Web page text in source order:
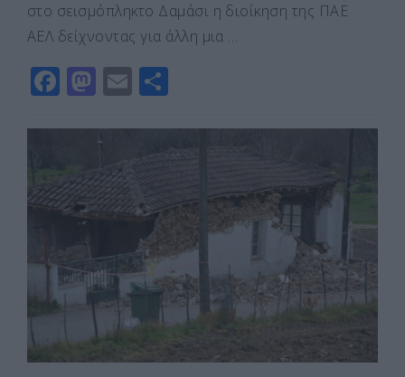
στο σεισμόπληκτο Δαμάσι η διοίκηση της ΠΑΕ
ΑΕΛ δείχνοντας για άλλη μια …
F
c
b
o
o
k
M
st
o
d
o
n
E
ai ρ
α
σ
τε
ίτ
ε